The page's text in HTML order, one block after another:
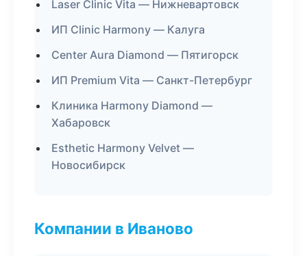
Laser Clinic Vita — Нижневартовск
ИП Clinic Harmony — Калуга
Center Aura Diamond — Пятигорск
ИП Premium Vita — Санкт-Петербург
Клиника Harmony Diamond —
Хабаровск
Esthetic Harmony Velvet —
Новосибирск
Компании в Иваново